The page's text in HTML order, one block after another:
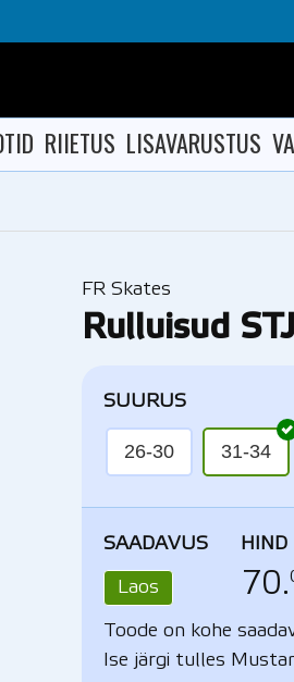
RIIETUS LISAVARUSTUS
FR Skates
Rulluisud
SUURUS
26-30 31-34
SAADAVUS
Laos
HIND
70.
Toode on kohe
Ise järgi tulles